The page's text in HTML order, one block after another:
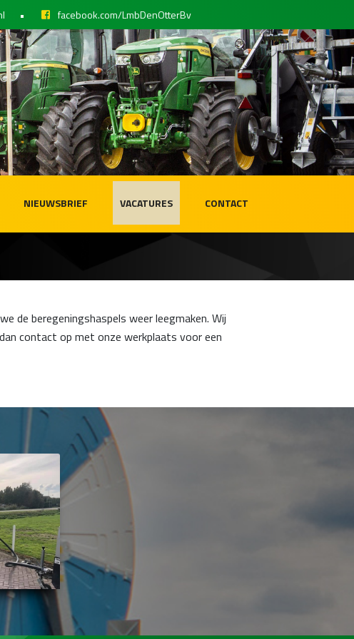
• facebook.com/LmbDenOtterBv
NIEUWSBRIEF VACATURES CONTACT
de beregeningshaspels weer leegmaken. Wij
contact op met onze werkplaats voor een